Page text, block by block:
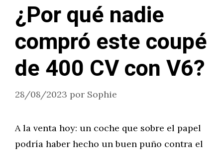
¿Por qué nadie
compró este coupé
de 400 CV con V6?
28/08/2023 por Sophie
A la venta hoy: un coche que sobre el papel
podría haber hecho un buen puño contra el